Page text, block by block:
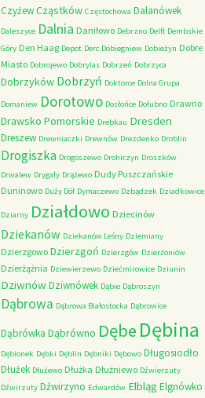
CzyżewCząstków Częstochowa Dalanówek
Daleszyce Dalnia Daniłowo Debrzno Delft Dembskie
Góry Den Haag Depot Derc Dobiegniew Dobieżyn Dobre
Miasto Dobrojewo Dobrylas Dobrzeń Dobrzyca
Dobrzyków Dobrzyń Doktorce Dolna Grupa
Domaniew Dorotowo Dosłońce Dołubno Drawno
Drawsko Pomorskie Drebkau Dresden
Dreszew Drewniaczki Drewnów Drezdenko Droblin
Drogiszka Drogoszewo Drohiczyn Droszków
Drwalew Drygały Drążewo Dudy Puszczańskie
Duninowo Duży Dół Dymaczewo Dzbądzek Dziadkowice
Dziarny Działdowo Dziecinów
Dziekanów Dziekanów Leśny Dziemiany
Dzierzgowo Dzierzgoń Dzierzgów Dzierżoniów
Dzierżążnia Dziewierzewo Dziećmirowice Dziunin
DziwnówDziwnówek Dąbie Dąbroszyn
Dąbrowa Dąbrowa Białostocka Dąbrowice
Dąbrówka Dąbrówno Dębe Dębina
Dębionek Dębki Dęblin Dębniki Dębowo Długosiodło
Dłużek Dłużewo Dłużka Dłużniewo Dźwierzuty
Dźwirzuty Dźwirzyno Edwardów Elbląg Elgnówko